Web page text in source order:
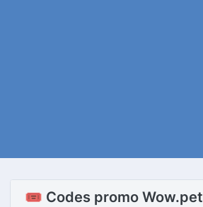
🎟️ Codes promo Wow.pet